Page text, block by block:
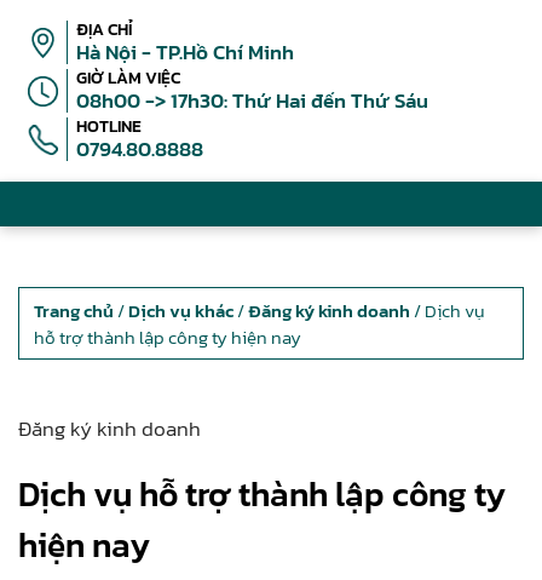
ĐỊA CHỈ
Hà Nội - TP.Hồ Chí Minh
GIỜ LÀM VIỆC
08h00 -> 17h30: Thứ Hai đến Thứ Sáu
HOTLINE
0794.80.8888
Trang chủ /Dịch vụ khác/Đăng ký kinh doanh / Dịch vụ
hỗ trợ thành lập công ty hiện nay
Đăng ký kinh doanh
Dịch vụ hỗ trợ thành lập công ty
hiện nay